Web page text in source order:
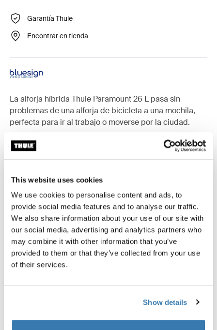
This website uses cookies
We use cookies to personalise content and ads, to
provide social media features and to analyse our traffic.
We also share information about your use of our site with
our social media, advertising and analytics partners who
may combine it with other information that you’ve
provided to them or that they’ve collected from your use
of their services.
Show details
Garantía Thule
Encontrar en tienda
La alforja híbrida Thule Paramount 26 L pasa sin
problemas de una alforja de bicicleta a una mochila,
perfecta para ir al trabajo o moverse por la ciudad.
Accesorios para Thule Paramount